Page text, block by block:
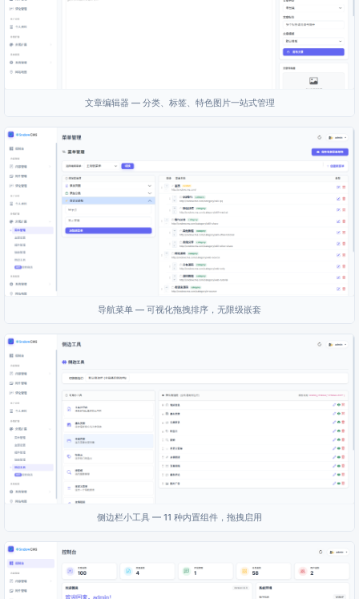
文章编辑器 — 分类、标签、特色图片一站式管理
导航菜单 — 可视化拖拽排序，无限级嵌套
侧边栏小工具 — 11 种内置组件，拖拽启用